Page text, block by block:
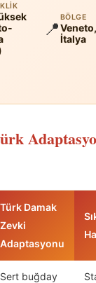
📍
BÖLGE
İtalya
Türk Damak
Zevki
Adaptasyonu
Sert buğday